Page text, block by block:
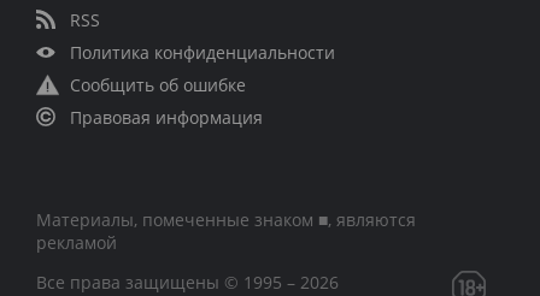
RSS
Политика конфиденциальности
Сообщить об ошибке
Правовая информация
Материалы, помеченные знаком ■, являются
рекламой
Все права защищены © 1995 – 2026